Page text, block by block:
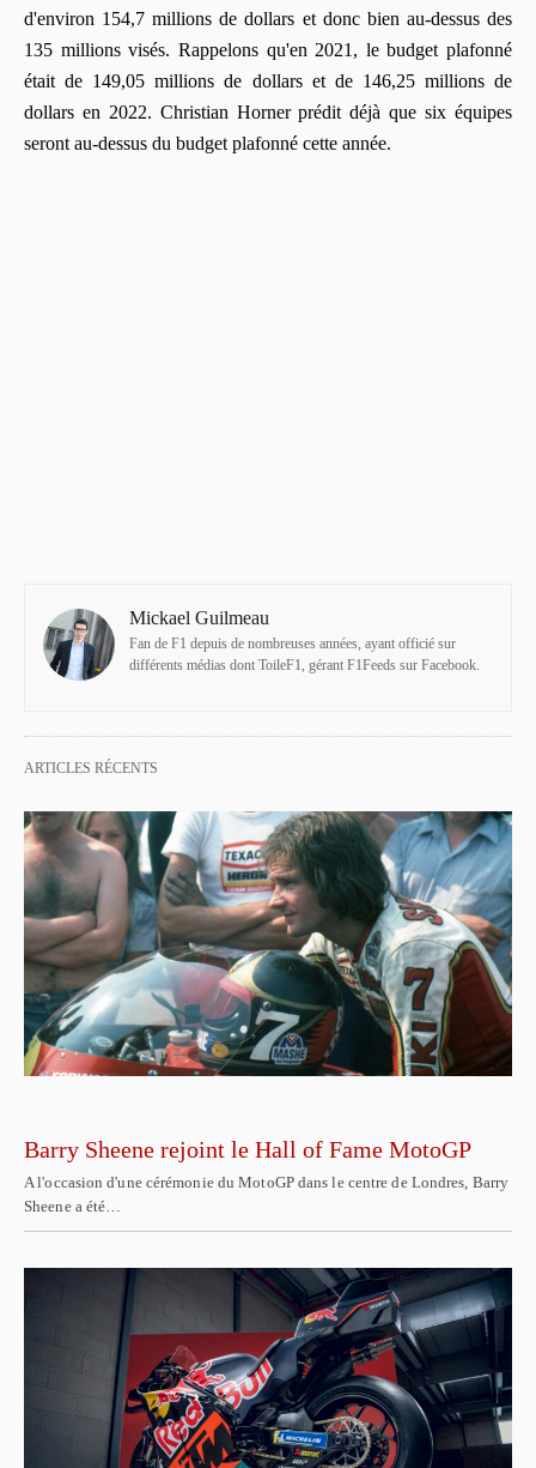
d'environ 154,7 millions de dollars et donc bien au-dessus des
135 millions visés. Rappelons qu'en 2021, le budget plafonné
était de 149,05 millions de dollars et de 146,25 millions de
dollars en 2022. Christian Horner prédit déjà que six équipes
seront au-dessus du budget plafonné cette année.
Mickael Guilmeau
Fan de F1 depuis de nombreuses années, ayant officié sur
différents médias dont ToileF1, gérant F1Feeds sur Facebook.
ARTICLES RÉCENTS
Barry Sheene rejoint le Hall of Fame MotoGP
A l'occasion d'une cérémonie du MotoGP dans le centre de Londres, Barry
Sheene a été…